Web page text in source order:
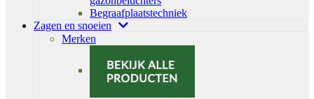
Begraafplaatstechniek
Zagen en snoeien
Merken